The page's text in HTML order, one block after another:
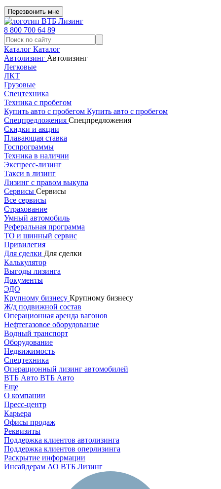
Перезвонить мне
8 800 700 64 89
Каталог Каталог
Автолизинг Автолизинг
Легковые
ЛКТ
Грузовые
Спецтехника
Техника с пробегом
Купить авто с пробегом Купить авто с пробегом
Спецпредложения Спецпредложения
Скидки и акции
Плавающая ставка
Госпрограммы
Техника в наличии
Экспресс-лизинг
Такси в лизинг
Лизинг с правом выкупа
Сервисы Сервисы
Все сервисы
Страхование
Умный автомобиль
Реферальная программа
ТО и шинный сервис
Привилегия
Для сделки Для сделки
Калькулятор
Выгоды лизинга
Документы
ЭДО
Крупному бизнесу Крупному бизнесу
Ж/д подвижной состав
Операционная аренда вагонов
Нефтегазовое оборудование
Водный транспорт
Оборудование
Недвижимость
Спецтехника
Операционный лизинг автомобилей
ВТБ Авто ВТБ Авто
Еще
О компании
Пресс-центр
Карьера
Офисы продаж
Реквизиты
Поддержка клиентов автолизинга
Поддержка клиентов оперлизинга
Раскрытие информации
Инсайдерам АО ВТБ Лизинг